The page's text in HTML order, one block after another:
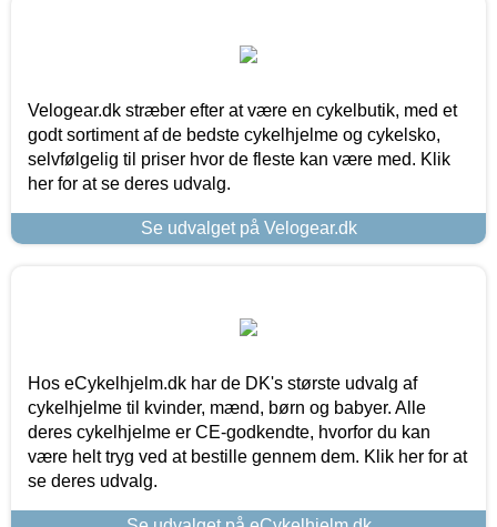
Velogear.dk stræber efter at være en cykelbutik, med et
godt sortiment af de bedste cykelhjelme og cykelsko,
selvfølgelig til priser hvor de fleste kan være med. Klik
her for at se deres udvalg.
Se udvalget på Velogear.dk
Hos eCykelhjelm.dk har de DK's største udvalg af
cykelhjelme til kvinder, mænd, børn og babyer. Alle
deres cykelhjelme er CE-godkendte, hvorfor du kan
være helt tryg ved at bestille gennem dem. Klik her for at
se deres udvalg.